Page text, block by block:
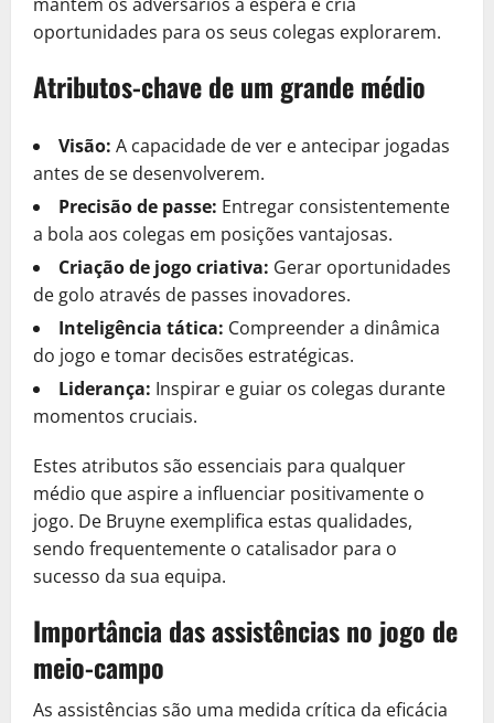
oportunidades para os seus colegas explorarem.
Atributos-chave de um grande médio
Visão: A capacidade de ver e antecipar jogadas
antes de se desenvolverem.
Precisão de passe: Entregar consistentemente
a bola aos colegas em posições vantajosas.
Criação de jogo criativa: Gerar oportunidades
de golo através de passes inovadores.
Inteligência tática: Compreender a dinâmica
do jogo e tomar decisões estratégicas.
Liderança: Inspirar e guiar os colegas durante
momentos cruciais.
Estes atributos são essenciais para qualquer
médio que aspire a influenciar positivamente o
jogo. De Bruyne exemplifica estas qualidades,
sendo frequentemente o catalisador para o
sucesso da sua equipa.
Importância das assistências no jogo de
meio-campo
As assistências são uma medida crítica da eficácia